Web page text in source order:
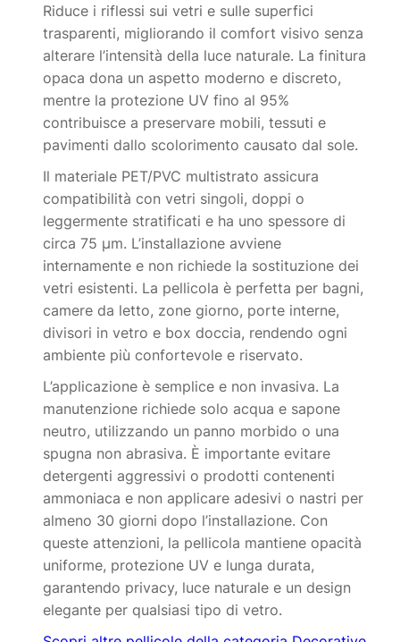
Riduce i riflessi sui vetri e sulle superfici
trasparenti, migliorando il comfort visivo senza
alterare l’intensità della luce naturale. La finitura
opaca dona un aspetto moderno e discreto,
mentre la protezione UV fino al 95%
contribuisce a preservare mobili, tessuti e
pavimenti dallo scolorimento causato dal sole.
Il materiale PET/PVC multistrato assicura
compatibilità con vetri singoli, doppi o
leggermente stratificati e ha uno spessore di
circa 75 µm. L’installazione avviene
internamente e non richiede la sostituzione dei
vetri esistenti. La pellicola è perfetta per bagni,
camere da letto, zone giorno, porte interne,
divisori in vetro e box doccia, rendendo ogni
ambiente più confortevole e riservato.
L’applicazione è semplice e non invasiva. La
manutenzione richiede solo acqua e sapone
neutro, utilizzando un panno morbido o una
spugna non abrasiva. È importante evitare
detergenti aggressivi o prodotti contenenti
ammoniaca e non applicare adesivi o nastri per
almeno 30 giorni dopo l’installazione. Con
queste attenzioni, la pellicola mantiene opacità
uniforme, protezione UV e lunga durata,
garantendo privacy, luce naturale e un design
elegante per qualsiasi tipo di vetro.